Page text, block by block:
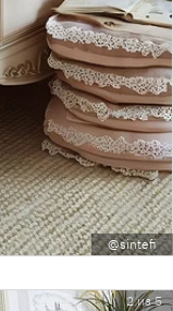
@sintefi
2 из 5